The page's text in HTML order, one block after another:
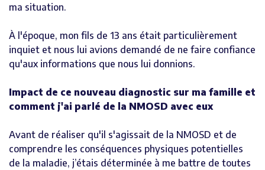
ma situation.
À l'époque, mon fils de 13 ans était particulièrement
inquiet et nous lui avions demandé de ne faire confiance
qu'aux informations que nous lui donnions.
Impact de ce nouveau diagnostic sur ma famille et
comment j'ai parlé de la NMOSD avec eux
Avant de réaliser qu'il s'agissait de la NMOSD et de
comprendre les conséquences physiques potentielles
de la maladie, j’étais déterminée à me battre de toutes